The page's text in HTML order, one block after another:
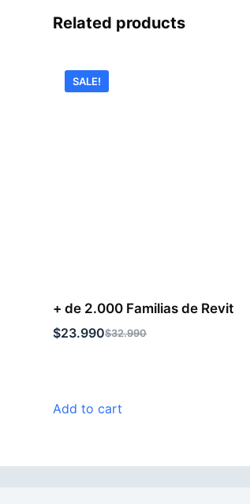
Related products
SALE!
+ de 2.000 Familias de Revit
$32.990
$23.990
Add to cart